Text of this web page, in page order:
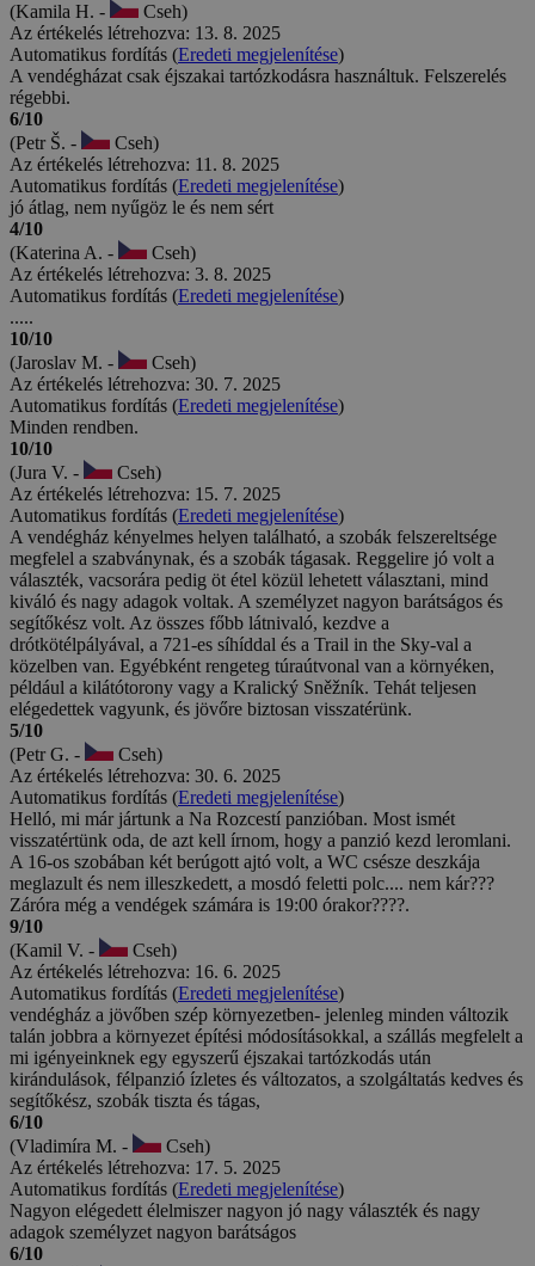
(Kamila H. -
Cseh)
Az értékelés létrehozva: 13. 8. 2025
Automatikus fordítás (Eredeti megjelenítése)
A vendégházat csak éjszakai tartózkodásra használtuk. Felszerelés
régebbi.
6/10
(Petr Š. -
Cseh)
Az értékelés létrehozva: 11. 8. 2025
Automatikus fordítás (Eredeti megjelenítése)
jó átlag, nem nyűgöz le és nem sért
4/10
(Katerina A. -
Cseh)
Az értékelés létrehozva: 3. 8. 2025
Automatikus fordítás (Eredeti megjelenítése)
.....
10/10
(Jaroslav M. -
Cseh)
Az értékelés létrehozva: 30. 7. 2025
Automatikus fordítás (Eredeti megjelenítése)
Minden rendben.
10/10
(Jura V. -
Cseh)
Az értékelés létrehozva: 15. 7. 2025
Automatikus fordítás (Eredeti megjelenítése)
A vendégház kényelmes helyen található, a szobák felszereltsége
megfelel a szabványnak, és a szobák tágasak. Reggelire jó volt a
választék, vacsorára pedig öt étel közül lehetett választani, mind
kiváló és nagy adagok voltak. A személyzet nagyon barátságos és
segítőkész volt. Az összes főbb látnivaló, kezdve a
drótkötélpályával, a 721-es síhíddal és a Trail in the Sky-val a
közelben van. Egyébként rengeteg túraútvonal van a környéken,
például a kilátótorony vagy a Kralický Sněžník. Tehát teljesen
elégedettek vagyunk, és jövőre biztosan visszatérünk.
5/10
(Petr G. -
Cseh)
Az értékelés létrehozva: 30. 6. 2025
Automatikus fordítás (Eredeti megjelenítése)
Helló, mi már jártunk a Na Rozcestí panzióban. Most ismét
visszatértünk oda, de azt kell írnom, hogy a panzió kezd leromlani.
A 16-os szobában két berúgott ajtó volt, a WC csésze deszkája
meglazult és nem illeszkedett, a mosdó feletti polc.... nem kár???
Záróra még a vendégek számára is 19:00 órakor????.
9/10
(Kamil V. -
Cseh)
Az értékelés létrehozva: 16. 6. 2025
Automatikus fordítás (Eredeti megjelenítése)
vendégház a jövőben szép környezetben- jelenleg minden változik
talán jobbra a környezet építési módosításokkal, a szállás megfelelt a
mi igényeinknek egy egyszerű éjszakai tartózkodás után
kirándulások, félpanzió ízletes és változatos, a szolgáltatás kedves és
segítőkész, szobák tiszta és tágas,
6/10
(Vladimíra M. -
Cseh)
Az értékelés létrehozva: 17. 5. 2025
Automatikus fordítás (Eredeti megjelenítése)
Nagyon elégedett élelmiszer nagyon jó nagy választék és nagy
adagok személyzet nagyon barátságos
6/10